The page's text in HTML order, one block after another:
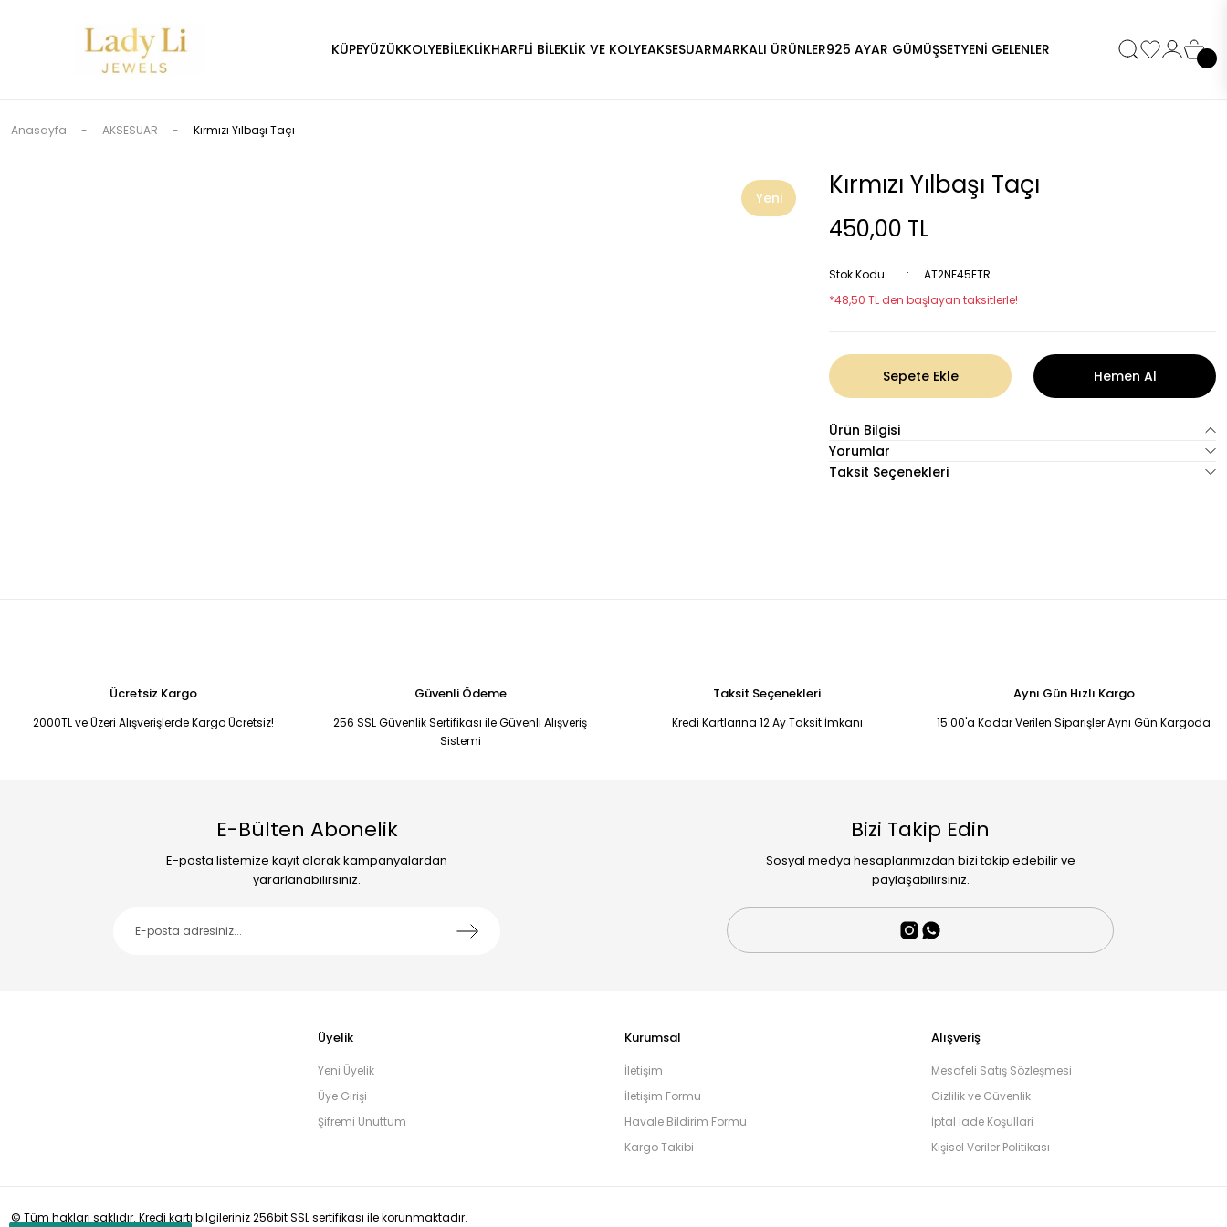
KÜPEYÜZÜKKOLYEBİLEKLİKHARFLİ BİLEKLİK VE KOLYEAKSESUARMARKALI ÜRÜNLER925 AYAR GÜMÜŞSETYENİ GELENLER
Anasayfa AKSESUAR Kırmızı Yılbaşı Taçı
Yeni Kırmızı Yılbaşı Taçı
450,00 TL
Stok Kodu
AT2NF45ETR
*48,50 TL den başlayan taksitlerle!
Sepete Ekle Hemen Al
Ürün Bilgisi
Yorumlar
Taksit Seçenekleri
Ücretsiz Kargo
2000TL ve Üzeri Alışverişlerde Kargo Ücretsiz!
Güvenli Ödeme
256 SSL Güvenlik Sertifikası ile Güvenli Alışveriş
Sistemi
Taksit Seçenekleri
Kredi Kartlarına 12 Ay Taksit İmkanı
Aynı Gün Hızlı Kargo
15:00'a Kadar Verilen Siparişler Aynı Gün Kargoda
E-Bülten Abonelik
E-posta listemize kayıt olarak kampanyalardan
yararlanabilirsiniz.
Bizi Takip Edin
Sosyal medya hesaplarımızdan bizi takip edebilir ve
paylaşabilirsiniz.
Üyelik
Yeni Üyelik
Üye Girişi
Şifremi Unuttum
Kurumsal
İletişim
İletişim Formu
Havale Bildirim Formu
Kargo Takibi
Alışveriş
Mesafeli Satış Sözleşmesi
Gizlilik ve Güvenlik
İptal İade Koşullari
Kişisel Veriler Politikası
© Tüm hakları saklıdır. Kredi kartı bilgileriniz 256bit SSL sertifikası ile korunmaktadır.